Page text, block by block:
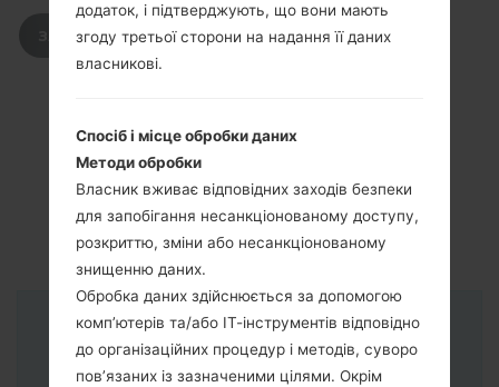
ЗАВАНТАЖИТИ
Інструкції
додаток, і підтверджують, що вони мають
згоду третьої сторони на надання її даних
власникові.
Спосіб і місце обробки даних
Методи обробки
Власник вживає відповідних заходів безпеки
для запобігання несанкціонованому доступу,
розкриттю, зміни або несанкціонованому
знищенню даних.
Обробка даних здійснюється за допомогою
комп’ютерів та/або ІТ-інструментів відповідно
до організаційних процедур і методів, суворо
пов’язаних із зазначеними цілями. Окрім